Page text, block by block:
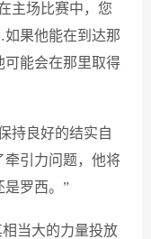
主场比赛中，您
果他能在到达那
可能会在那里取得
持良好的结实自
牵引力问题，他将
是罗西。”
当大的力量投放